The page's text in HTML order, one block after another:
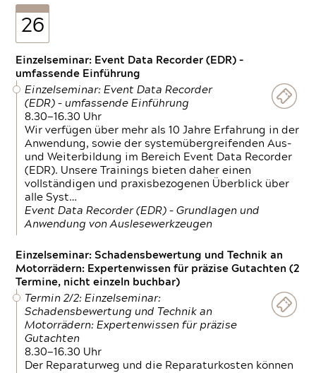
26
Einzelseminar: Event Data Recorder (EDR) –
umfassende Einführung
Einzelseminar: Event Data Recorder
(EDR) – umfassende Einführung
8.30—16.30 Uhr
Wir verfügen über mehr als 10 Jahre Erfahrung in der
Anwendung, sowie der systemübergreifenden Aus-
und Weiterbildung im Bereich Event Data Recorder
(EDR). Unsere Trainings bieten daher einen
vollständigen und praxisbezogenen Überblick über
alle Syst…
Event Data Recorder (EDR) – Grundlagen und
Anwendung von Auslesewerkzeugen
Einzelseminar: Schadensbewertung und Technik an
Motorrädern: Expertenwissen für präzise Gutachten (2
Termine, nicht einzeln buchbar)
Termin 2/2: Einzelseminar:
Schadensbewertung und Technik an
Motorrädern: Expertenwissen für präzise
Gutachten
8.30—16.30 Uhr
Der Reparaturweg und die Reparaturkosten können